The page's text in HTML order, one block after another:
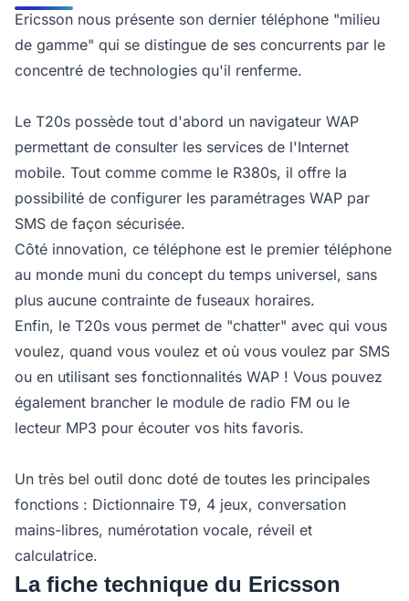
Ericsson nous présente son dernier téléphone "milieu
de gamme" qui se distingue de ses concurrents par le
concentré de technologies qu'il renferme.
Le T20s possède tout d'abord un navigateur WAP
permettant de consulter les services de l'Internet
mobile. Tout comme comme le R380s, il offre la
possibilité de configurer les paramétrages WAP par
SMS de façon sécurisée.
Côté innovation, ce téléphone est le premier téléphone
au monde muni du concept du temps universel, sans
plus aucune contrainte de fuseaux horaires.
Enfin, le T20s vous permet de "chatter" avec qui vous
voulez, quand vous voulez et où vous voulez par SMS
ou en utilisant ses fonctionnalités WAP ! Vous pouvez
également brancher le module de radio FM ou le
lecteur MP3 pour écouter vos hits favoris.
Un très bel outil donc doté de toutes les principales
fonctions : Dictionnaire T9, 4 jeux, conversation
mains-libres, numérotation vocale, réveil et
calculatrice.
La fiche technique du Ericsson